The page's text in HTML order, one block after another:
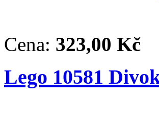
Cena: 323,00 Kč
Lego 10581